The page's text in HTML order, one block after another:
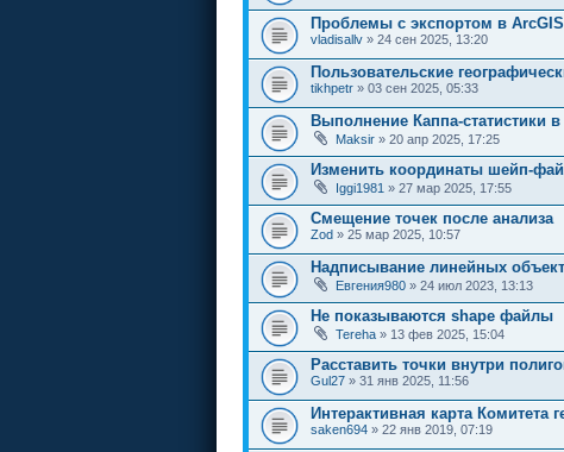
Проблемы с экспортом в ArcGIS
vladisallv » 24 сен 2025, 13:20
Пользовательские
tikhpetr » 03 сен 2025, 05:33
Выполнение Каппа-статистики
Maksir » 20 апр 2025, 17:25
Изменить координаты шейп-
Iggi1981 » 27 мар 2025, 17:55
Смещение точек после анализа
Zod » 25 мар 2025, 10:57
Надписывание линейных
Евгения980 » 24 июл 2023, 13:13
Не показываются shape файлы
Tereha » 13 фев 2025, 15:04
Расставить точки внутри
Gul27 » 31 янв 2025, 11:56
Интерактивная карта Комитета
saken694 » 22 янв 2019, 07:19